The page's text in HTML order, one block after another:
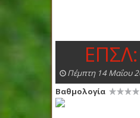
Πέμπτη 14 Μαΐου
Βαθμολογία